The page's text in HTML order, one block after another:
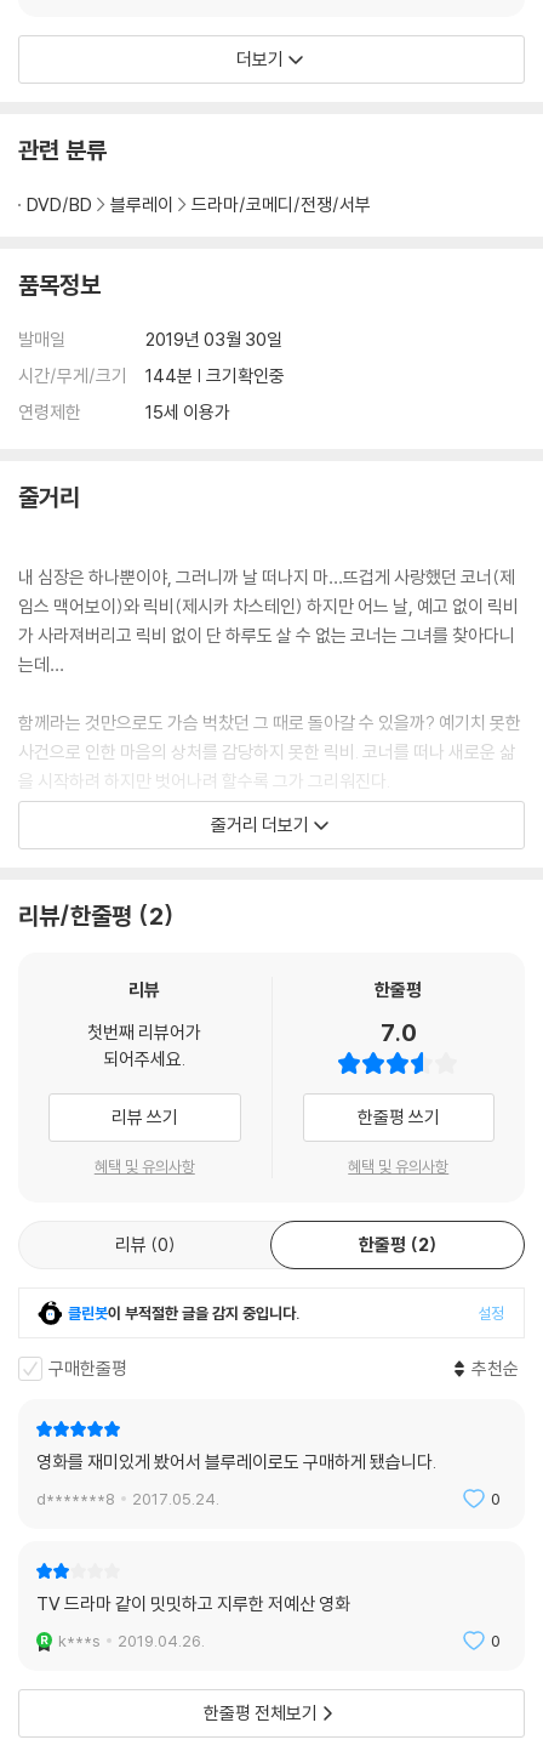
더보기
관련 분류
DVD/BD 블루레이 드라마/코메디/전쟁/서부
품목정보
발매일
2019년 03월 30일
시간/무게/크기
144분 | 크기확인중
연령제한
15세 이용가
줄거리
내 심장은 하나뿐이야, 그러니까 날 떠나지 마…뜨겁게 사랑했던 코너(제
임스 맥어보이)와 릭비(제시카 차스테인) 하지만 어느 날, 예고 없이 릭비
가 사라져버리고 릭비 없이 단 하루도 살 수 없는 코너는 그녀를 찾아다니
는데…
함께라는 것만으로도 가슴 벅찼던 그 때로 돌아갈 수 있을까? 예기치 못한
사건으로 인한 마음의 상처를 감당하지 못한 릭비. 코너를 떠나 새로운 삶
을 시작하려 하지만 벗어나려 할수록 그가 그리워진다.
2015년 봄, 같은 시간, 다른 기억을 가진 두 남녀의 가슴 시린 사랑이 시작
줄거리 더보기
리뷰/한줄평 2
리뷰
첫번째 리뷰어가
되어주세요.
리뷰 쓰기
혜택 및 유의사항
한줄평
7.0
한줄평 쓰기
혜택 및 유의사항
리뷰 0 한줄평 2
클린봇이 부적절한 글을 감지 중입니다. 설정
구매한줄평 추천순
영화를 재미있게 봤어서 블루레이로도 구매하게 됐습니다.
d*******8 2017.05.24. 0
TV 드라마 같이 밋밋하고 지루한 저예산 영화
k***s 2019.04.26. 0
한줄평 전체보기